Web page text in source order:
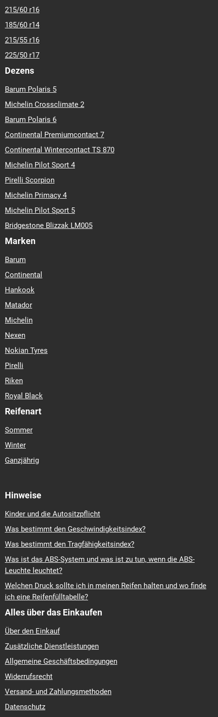
215/60 r16
185/60 r14
215/55 r16
225/50 r17
Dezens
Barum Polaris 5
Michelin Crossclimate 2
Barum Polaris 6
Continental Premiumcontact 7
Continental Wintercontact TS 870
Michelin Pilot Sport 4
Pirelli Scorpion
Michelin Primacy 4
Michelin Pilot Sport 5
Bridgestone Blizzak LM005
Marken
Barum
Continental
Hankook
Matador
Michelin
Nexen
Nokian Tyres
Pirelli
Riken
Royal Black
Reifenart
Sommer
Winter
Ganzjährig
Hinweise
Kinder und die Autositzpflicht
Was bestimmt den Geschwindigkeitsindex?
Was bestimmt den Tragfähigkeitsindex?
Was ist das ABS-System und was ist zu tun, wenn die ABS-
Leuchte leuchtet?
Welchen Druck sollte ich in meinen Reifen halten und wo finde
ich eine Reifenfülltabelle?
Alles über das Einkaufen
Über den Einkauf
Zusätzliche Dienstleistungen
Allgemeine Geschäftsbedingungen
Widerrufsrecht
Versand- und Zahlungsmethoden
Datenschutz